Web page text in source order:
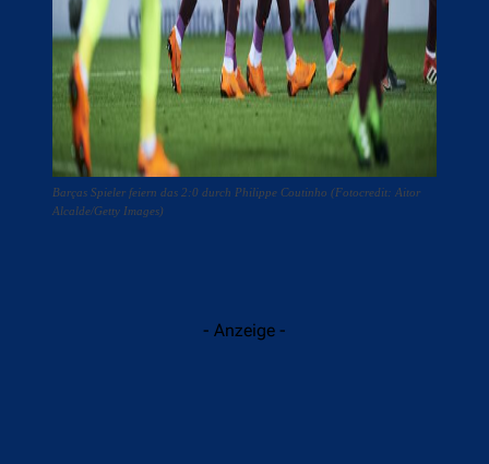
Barças Spieler feiern das 2:0 durch Philippe Coutinho (Fotocredit: Aitor
Alcalde/Getty Images)
- Anzeige -